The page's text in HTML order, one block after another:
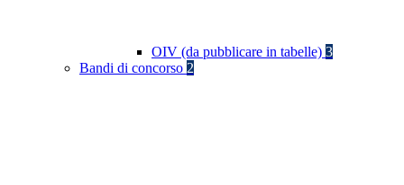
OIV (da pubblicare in tabelle) 3
Bandi di concorso 2